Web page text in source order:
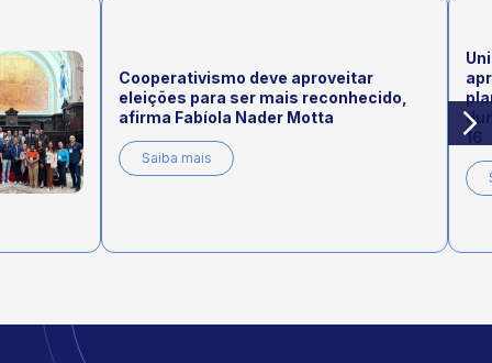
Cooperativismo deve aproveitar
eleições para ser mais reconhecido,
afirma Fabíola Nader Motta
Saiba mais
16